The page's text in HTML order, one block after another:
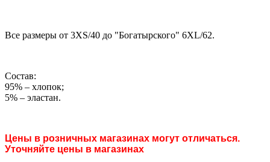
Все размеры от 3XS/40 до "Богатырского" 6XL/62.
Состав:
95% – хлопок;
5% – эластан.
Цены в розничных магазинах могут отличаться.
Уточняйте цены в магазинах